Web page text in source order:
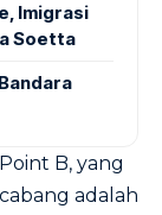
Imigrasi
Soetta
B, yang
adalah